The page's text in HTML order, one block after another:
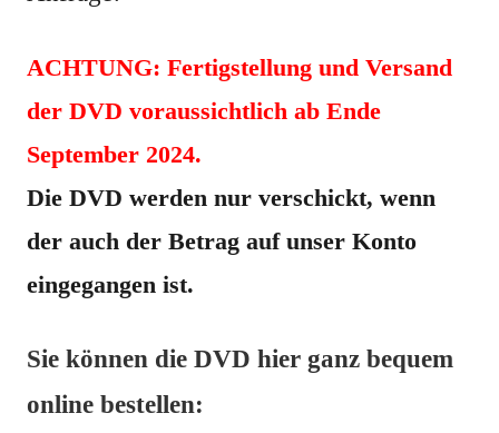
ACHTUNG: Fertigstellung und Versand
der DVD voraussichtlich ab Ende
September 2024.
Die DVD werden nur verschickt, wenn
der auch der Betrag auf unser Konto
eingegangen ist.
Sie können die DVD hier ganz bequem
online bestellen: